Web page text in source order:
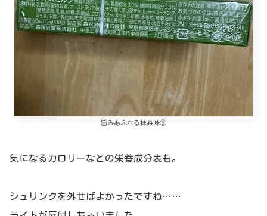
旨みあふれる抹茶味③
気になるカロリーなどの栄養成分表も。
シュリンクを外せばよかったですね……